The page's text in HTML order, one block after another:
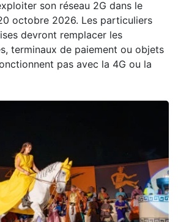
son réseau 2G dans le
octobre 2026. Les particuliers
devront remplacer les
terminaux de paiement ou objets
pas avec la 4G ou la